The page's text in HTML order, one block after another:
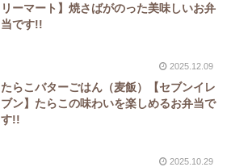
リーマート】焼さばがのった美味しいお弁
当です!!
2025.12.09
たらこバターごはん（麦飯）【セブンイレ
ブン】たらこの味わいを楽しめるお弁当で
す!!
2025.10.29